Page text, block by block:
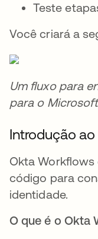
Teste
Você criará a
Um fluxo para
para o
Introdução
Okta
código para
identidade.
O que é o Okta